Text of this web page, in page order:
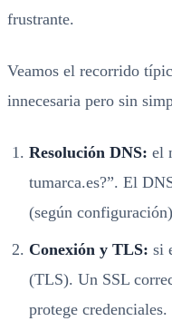
frustrante.
Veamos el recorrido
innecesaria pero sin
Resolución DNS: el
tumarca.es?”. El
(según
Conexión y TLS: si
(TLS). Un SSL
protege credenciales.